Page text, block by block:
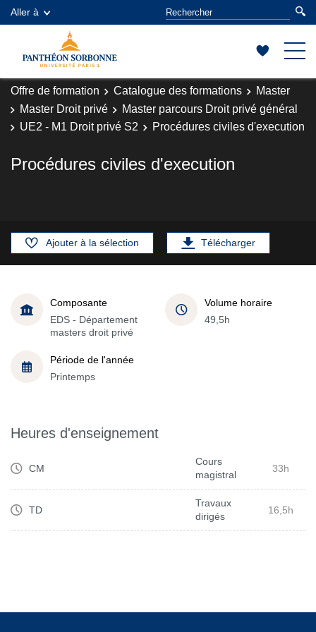
Aller à
Offre de formation Catalogue des formations
Master
Master Droit privé
Master parcours Droit privé général
UE2 - M1 Droit privé S2
Procédures civiles d'execution
Procédures civiles d'execution
Ajouter à la sélection Télécharger
Composante
EDS - Département
masters droit privé
Volume horaire
49,5h
Période de l'année
Printemps
Heures d'enseignement
CM
Cours
magistral
33h
TD
Travaux
dirigés
16,5h